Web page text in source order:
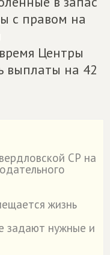
с правом на
Центры
выплаты на 42
СР на
жизнь
задают нужные и